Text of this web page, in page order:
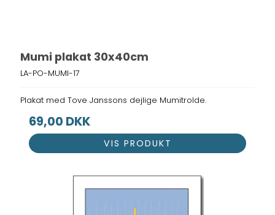
Mumi plakat 30x40cm
LA-PO-MUMI-17
Plakat med Tove Janssons dejlige Mumitrolde.
69,00 DKK
VIS PRODUKT